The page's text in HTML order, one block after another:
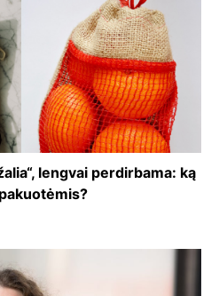
lengvai perdirbama: ką